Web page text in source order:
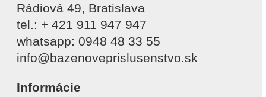
Rádiová 49, Bratislava
tel.: + 421 911 947 947
whatsapp: 0948 48 33 55
info@bazenoveprislusenstvo.sk
Informácie